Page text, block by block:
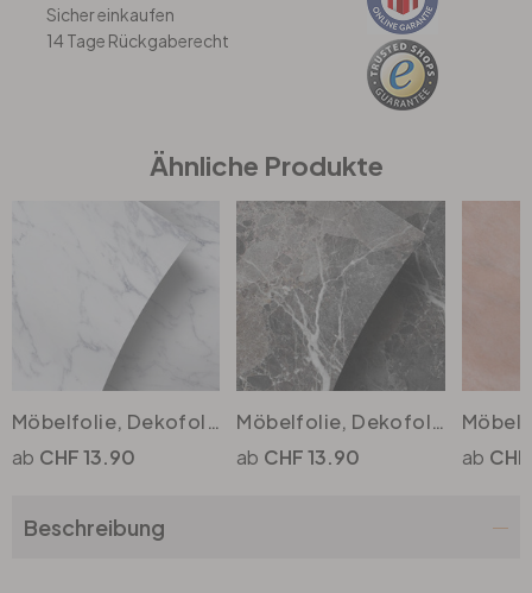
Bad
Flur
Schlafzimmer
Eingangsbereich
Sicher einkaufen
14 Tage Rückgaberecht
Ähnliche Produkte
Möbelfolie, Dekofolie - abwischbar - Marmor 04
CHF 13.90
Möbelfolie, Dekofolie - abwischbar - Marmor 05
CHF 13.90
Beschreibung